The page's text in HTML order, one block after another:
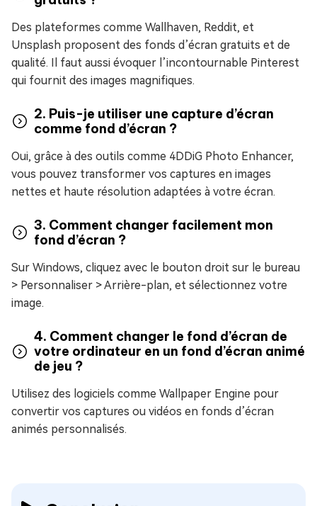
Des plateformes comme Wallhaven, Reddit, et
Unsplash proposent des fonds d’écran gratuits et de
qualité. Il faut aussi évoquer l’incontournable Pinterest
qui fournit des images magnifiques.
2. Puis-je utiliser une capture d’écran
comme fond d’écran ?
Oui, grâce à des outils comme 4DDiG Photo Enhancer,
vous pouvez transformer vos captures en images
nettes et haute résolution adaptées à votre écran.
3. Comment changer facilement mon
fond d’écran ?
Sur Windows, cliquez avec le bouton droit sur le bureau
> Personnaliser > Arrière-plan, et sélectionnez votre
image.
4. Comment changer le fond d’écran de
votre ordinateur en un fond d’écran animé
de jeu ?
Utilisez des logiciels comme Wallpaper Engine pour
convertir vos captures ou vidéos en fonds d’écran
animés personnalisés.